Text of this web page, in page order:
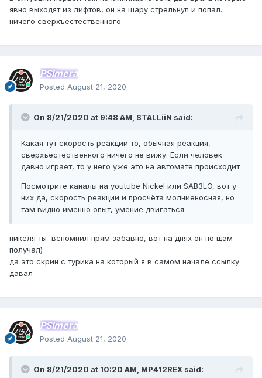
hacker!
явно выходят из лифтов, он на шару стрельнул и попал...
ничего сверхъестественного
PSImera
Posted August 21, 2020
On 8/21/2020 at 9:48 AM, STALLiiN said:
Какая тут скорость реакции то, обычная реакция,
сверхъестественного ничего не вижу. Если человек
давно играет, то у него уже это на автомате происходит
Посмотрите каналы на youtube Nickel или SAB3LO, вот у
них да, скорость реакции и просчёта молниеносная, но
там видно именно опыт, умение двигаться
никеля ты вспомнил прям забавно, вот на днях он по щам
получал)
да это скрин с турика на который я в самом начале ссылку
давал
PSImera
Posted August 21, 2020
On 8/21/2020 at 10:20 AM, MP412REX said: